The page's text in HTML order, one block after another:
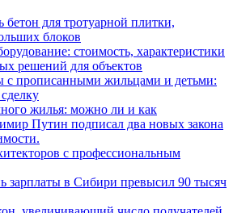
бетон для тротуарной плитки,
блоков
стоимость, характеристики
решений для объектов
с прописанными жильцами и детьми:
жилья: можно ли и как
Путин подписал два новых закона
с профессиональным
зарплаты в Сибири превысил 90 тысяч